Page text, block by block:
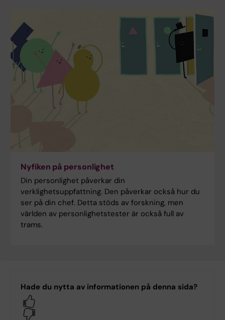
Nyfiken på personlighet
Din personlighet påverkar din
verklighetsuppfattning. Den påverkar också hur du
ser på din chef. Detta stöds av forskning, men
världen av personlighetstester är också full av
trams.
Hade du nytta av informationen på denna sida?